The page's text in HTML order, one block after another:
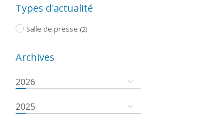
Types d'actualité
Salle de presse (2)
Archives
2026
2025